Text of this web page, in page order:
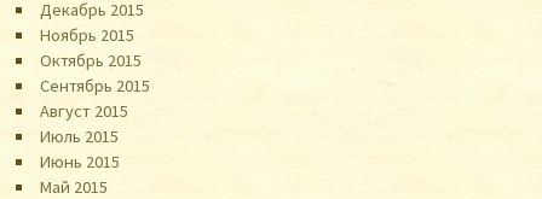
Декабрь 2015
Ноябрь 2015
Октябрь 2015
Сентябрь 2015
Август 2015
Июль 2015
Июнь 2015
Май 2015